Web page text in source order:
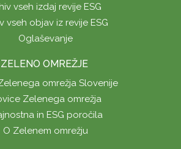
vseh izdaj revije ESG
vseh objav iz revije ESG
Oglaševanje
ZELENO OMREŽJE
omrežja Slovenije
Zelenega omrežja
in ESG poročila
O Zelenem omrežju